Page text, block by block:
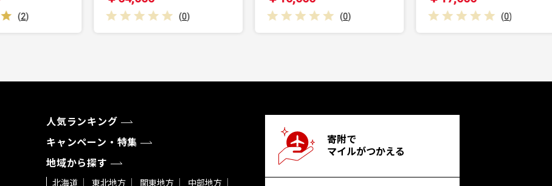
人気ランキング
キャンペーン・特集
地域から探す
北海道 東北地方 関東地方 中部地方
寄附で
マイルがつかえる